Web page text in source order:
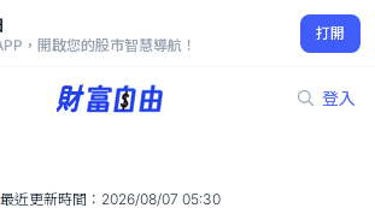
，開啟您的股市智慧導航！
打開
登入
96.50
0.1%
最近更新時間： 2026/08/07 05:30